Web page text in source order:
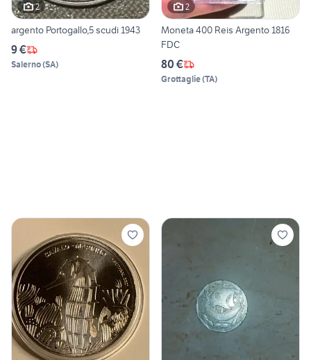
2
argento Portogallo,5 scudi 1943
9 €
Salerno(SA)
2
Moneta 400 Reis Argento 1816
FDC
80 €
Grottaglie(TA)